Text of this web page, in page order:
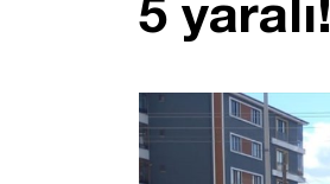
5 yaralı!